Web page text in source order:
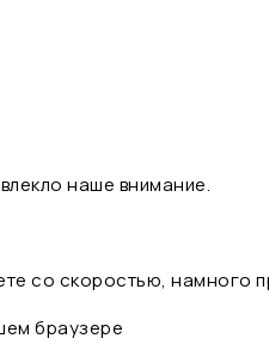
наше внимание.
со скоростью,
браузере